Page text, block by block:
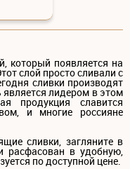
который появляется на
слой просто сливали с
сливки производят
лидером в этом
продукция славится
и многие россияне
сливки, загляните в
расфасован в удобную,
по доступной цене.